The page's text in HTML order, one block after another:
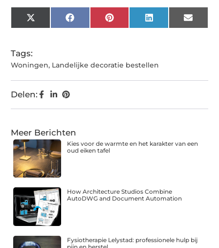
X
(Twitter)
FacebookPinterestLinkedIn Email
Tags:
Woningen, Landelijke decoratie bestellen
Delen:
Meer Berichten
Kies voor de warmte en het karakter van een
oud eiken tafel
How Architecture Studios Combine
AutoDWG and Document Automation
Fysiotherapie Lelystad: professionele hulp bij